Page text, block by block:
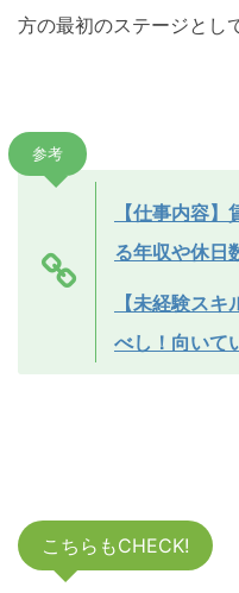
方の最初のステージとし
参考
【仕事内容
る年収や休日
【未経験ス
べし！向いて
こちらもCHECK!